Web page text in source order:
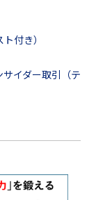
付き）
サイダー取引（テ